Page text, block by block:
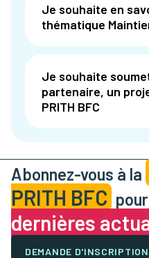
Je souhaite en
thématique
Je souhaite
partenaire, un
PRITH BFC
Abonnez-vous à la
PRITH BFC
dernières
DEMANDE